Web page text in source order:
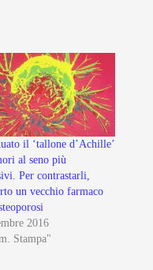
il ‘tallone d’Achille’
al seno più
Per contrastarli,
un vecchio farmaco
2016
Stampa"